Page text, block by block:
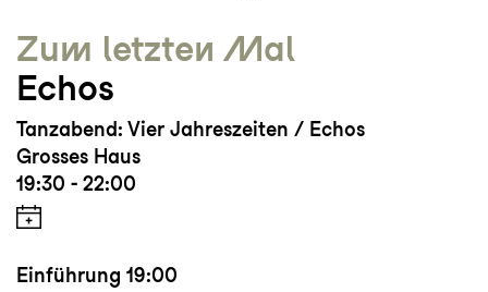
Zum letzten Mal
Echos
Tanzabend: Vier Jahreszeiten / Echos
Grosses Haus
19:30 - 22:00
Einführung 19:00